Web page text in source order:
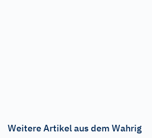
Weitere Artikel aus dem Wahrig